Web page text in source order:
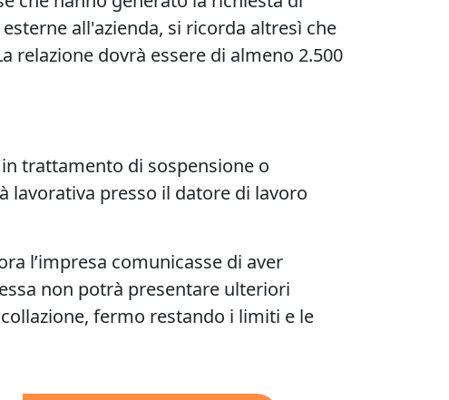
all'azienda, si ricorda altresì che
relazione dovrà essere di almeno 2.500
trattamento di sospensione o
lavorativa presso il datore di lavoro
l’impresa comunicasse di aver
non potrà presentare ulteriori
fermo restando i limiti e le